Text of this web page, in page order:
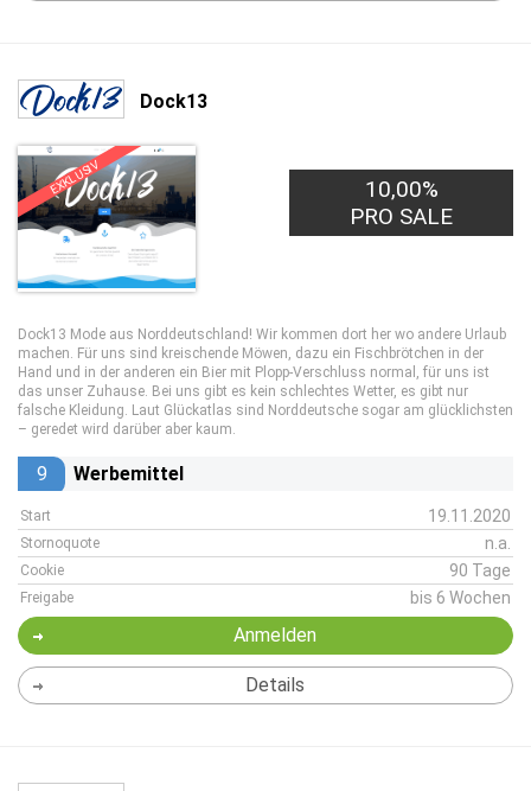
Dock13
EXKLUSIV
10,00%
PRO SALE
Dock13 Mode aus Norddeutschland! Wir kommen dort her wo andere Urlaub
machen. Für uns sind kreischende Möwen, dazu ein Fischbrötchen in der
Hand und in der anderen ein Bier mit Plopp-Verschluss normal, für uns ist
das unser Zuhause. Bei uns gibt es kein schlechtes Wetter, es gibt nur
falsche Kleidung. Laut Glückatlas sind Norddeutsche sogar am glücklichsten
– geredet wird darüber aber kaum.
9 Werbemittel
Start 19.11.2020
Stornoquote n.a.
Cookie 90 Tage
Freigabe bis 6 Wochen
Anmelden
Details